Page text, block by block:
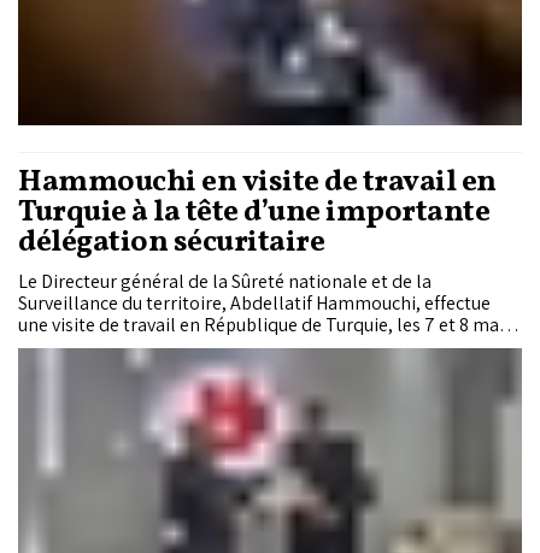
Hammouchi en visite de travail en
Turquie à la tête d’une importante
délégation sécuritaire
Le Directeur général de la Sûreté nationale et de la
Surveillance du territoire, Abdellatif Hammouchi, effectue
une visite de travail en République de Turquie, les 7 et 8 mai, à
la tête d’une importante délégation représentant le Pôle de
la Direction générale de la Sûreté nationale (DGSN) et de la
Direction générale de la Surveillance du territoire (DGST).